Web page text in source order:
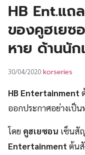
HB Ent.แ
ของคูฮเยซ
หาย ด้านนั
30/04/2020 korseries
HB Entertainment
ออกประกาศอย่างเป็
โดย คูฮเยซอน เซ็นสั
Entertainment ต้น